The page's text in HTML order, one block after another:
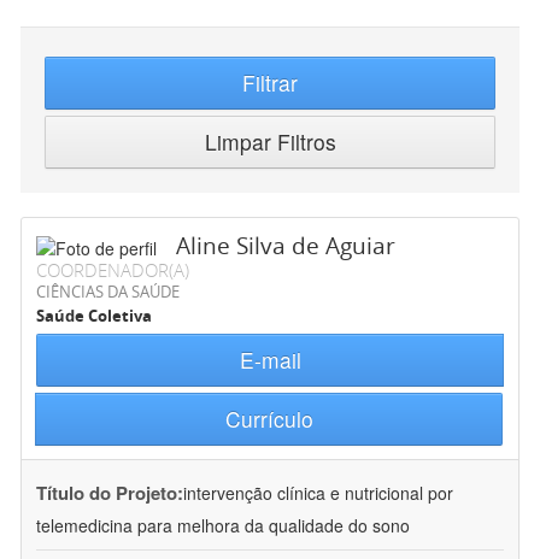
Filtrar
Limpar Filtros
Aline Silva de Aguiar
COORDENADOR(A)
CIÊNCIAS DA SAÚDE
Saúde Coletiva
E-mail
Currículo
Título do Projeto:intervenção clínica e nutricional por
telemedicina para melhora da qualidade do sono